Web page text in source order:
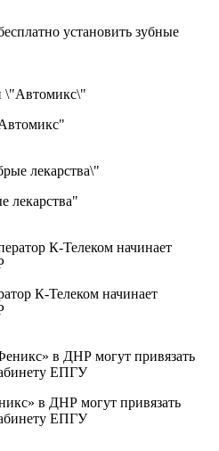
установить зубные
лекарства"
К-Телеком начинает
в ДНР могут привязать
ЕПГУ